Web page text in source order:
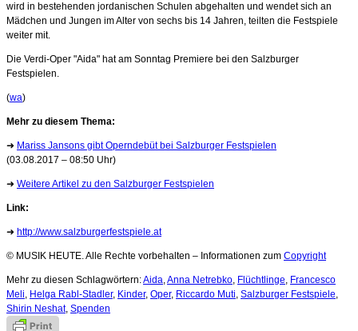
wird in bestehenden jordanischen Schulen abgehalten und wendet sich an
Mädchen und Jungen im Alter von sechs bis 14 Jahren, teilten die Festspiele
weiter mit.
Die Verdi-Oper "Aida" hat am Sonntag Premiere bei den Salzburger
Festspielen.
(wa)
Mehr zu diesem Thema:
➜ Mariss Jansons gibt Operndebüt bei Salzburger Festspielen
(03.08.2017 – 08:50 Uhr)
➜ Weitere Artikel zu den Salzburger Festspielen
Link:
➜ http://www.salzburgerfestspiele.at
© MUSIK HEUTE. Alle Rechte vorbehalten – Informationen zum Copyright
Mehr zu diesen Schlagwörtern:Aida,Anna Netrebko, Flüchtlinge, Francesco
Meli, Helga Rabl-Stadler, Kinder, Oper, Riccardo Muti, Salzburger Festspiele,
Shirin Neshat, Spenden